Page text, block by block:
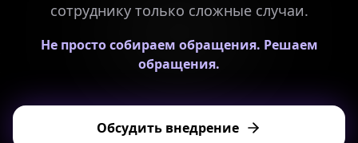
ГЛАВБОТ
сотруднику только сложные случаи.
Не просто собираем обращения. Решаем
обращения.
Обсудить внедрение